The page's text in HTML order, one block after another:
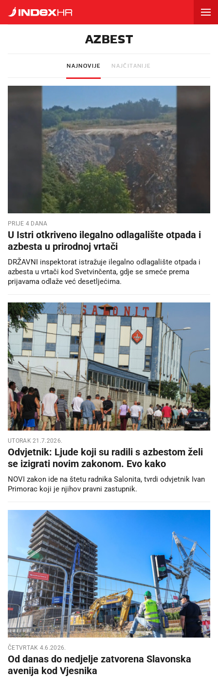
AZBEST
NAJNOVIJE NAJČITANIJE
PRIJE 4 DANA
U Istri otkriveno ilegalno odlagalište otpada i
azbesta u prirodnoj vrtači
DRŽAVNI inspektorat istražuje ilegalno odlagalište otpada i
azbesta u vrtači kod Svetvinčenta, gdje se smeće prema
prijavama odlaže već desetljećima.
UTORAK 21.7.2026.
Odvjetnik: Ljude koji su radili s azbestom želi
se izigrati novim zakonom. Evo kako
NOVI zakon ide na štetu radnika Salonita, tvrdi odvjetnik Ivan
Primorac koji je njihov pravni zastupnik.
ČETVRTAK 4.6.2026.
Od danas do nedjelje zatvorena Slavonska
avenija kod Vjesnika